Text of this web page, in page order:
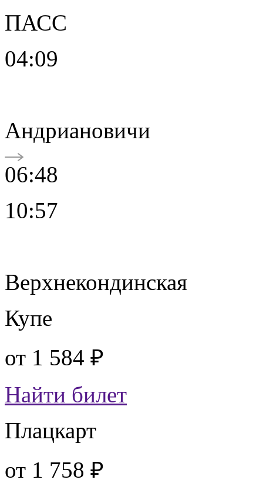
ПАСС
04:09
Андриановичи
06:48
10:57
Верхнекондинская
Купе
от 1 584 ₽
Найти билет
Плацкарт
от 1 758 ₽